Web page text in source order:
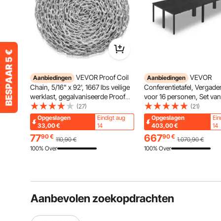
Aanbiedingen VEVOR Proof Coil
Chain, 5/16" x 92', 1667 lbs veilige
werklast, gegalvaniseerde Proof
Coil Chain met twee
snelkoppelingen, verzinkte
koolstofstalen schakelketting voor
slepen, ophangen, kamperen en
het slepen van huisdieren
(27)
Opgeslagen
33,00€
Eindigt aug
14
7790€ 110,90 €
100% Over
Aanbiedingen VEVOR
Conferentietafel,
voor 16 personen, Set
60 cm (per stuk),
combinatiebureau,
Multifunctionele tafel, Tafel
metalen poten voor
Vergaderruimte
(21)
Opgeslagen
403,00€
14
66790€ 1.070,90 €
100% Over
Aanbevolen zoekopdrachten